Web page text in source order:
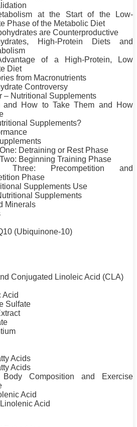
at the Start of the Low-
Phase of the Metabolic Diet
are Counterproductive
High-Protein Diets and
of a High-Protein, Low
Diet
from Macronutrients
Controversy
– Nutritional Supplements
and How to Take Them and How
Supplements?
Detraining or Rest Phase
Beginning Training Phase
Three: Precompetition and
Phase
Supplements Use
Supplements
Minerals
(Ubiquinone-10)
Conjugated Linoleic Acid (CLA)
Acid
Sulfate
Acids
Acids
Composition and Exercise
Acid
Acid